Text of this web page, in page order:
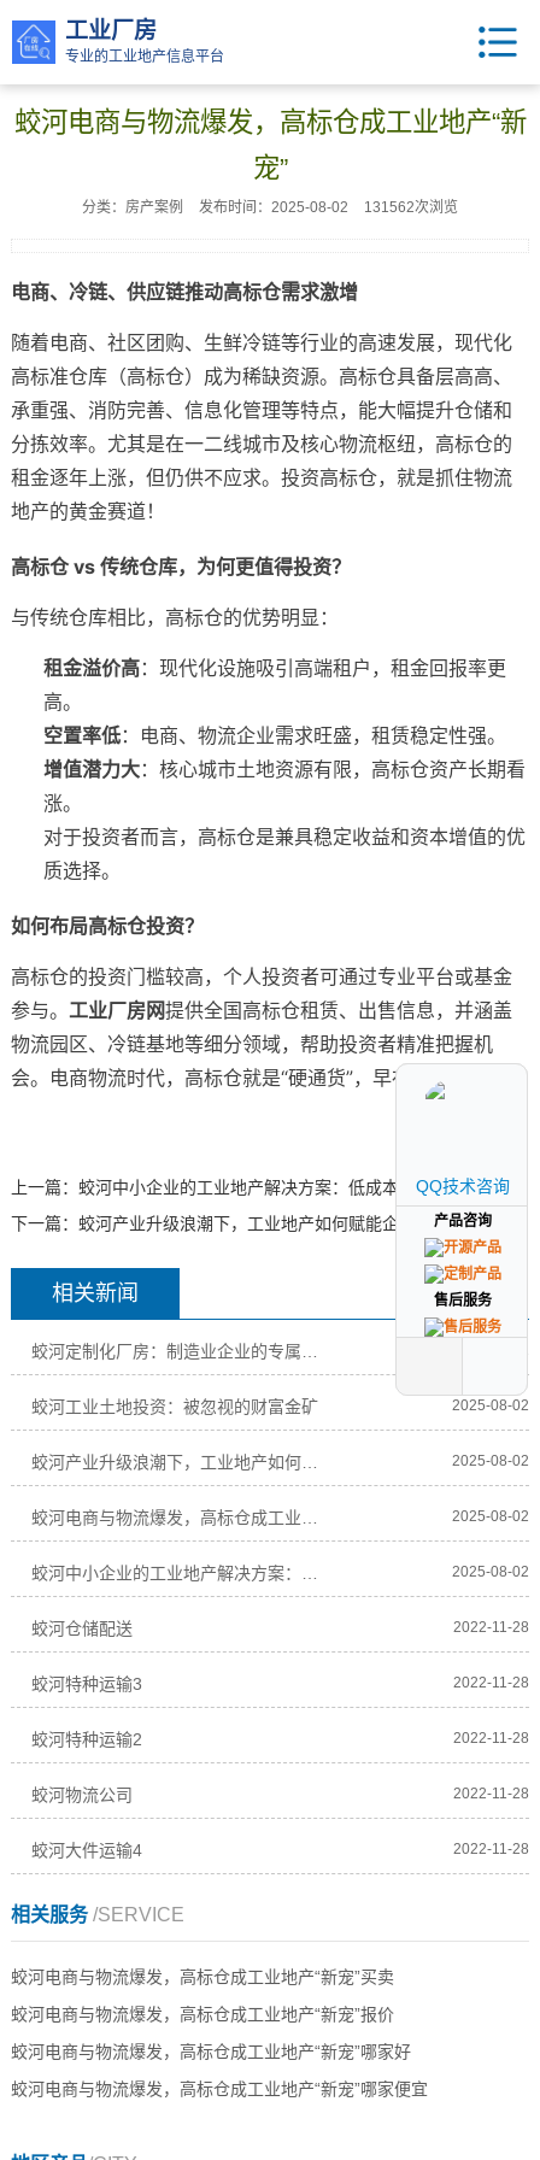
工业厂房
专业的工业地产信息平台
蛟河电商与物流爆发，高标仓成工业地产“新
宠”
分类：房产案例 发布时间：2025-08-02 131562次浏览
电商、冷链、供应链推动高标仓需求激增
随着电商、社区团购、生鲜冷链等行业的高速发展，现代化
高标准仓库（高标仓）成为稀缺资源。高标仓具备层高高、
承重强、消防完善、信息化管理等特点，能大幅提升仓储和
分拣效率。尤其是在一二线城市及核心物流枢纽，高标仓的
租金逐年上涨，但仍供不应求。投资高标仓，就是抓住物流
地产的黄金赛道！
高标仓 vs 传统仓库，为何更值得投资？
与传统仓库相比，高标仓的优势明显：
租金溢价高：现代化设施吸引高端租户，租金回报率更
高。
空置率低：电商、物流企业需求旺盛，租赁稳定性强。
增值潜力大：核心城市土地资源有限，高标仓资产长期看
涨。
对于投资者而言，高标仓是兼具稳定收益和资本增值的优
质选择。
如何布局高标仓投资？
高标仓的投资门槛较高，个人投资者可通过专业平台或基金
参与。 工业厂房网提供全国高标仓租赁、出售信息，并涵盖
物流园区、冷链基地等细分领域，帮助投资者精准把握机
会。电商物流时代，高标仓就是“硬通货”，早布局早受益！
上一篇： 蛟河中小企业的工业地产解决方案：低成本、高效率选址
下一篇： 蛟河产业升级浪潮下，工业地产如何赋能企业高质量发展？
相关新闻
蛟河工业土地投资：被忽视的财富金矿 2025-08-02
蛟河产业升级浪潮下，工业地产如何赋能企业高质 2025-08-02
2025-08-02
2025-08-02
蛟河仓储配送 2022-11-28
蛟河特种运输3 2022-11-28
蛟河特种运输2 2022-11-28
蛟河物流公司 2022-11-28
蛟河大件运输4 2022-11-28
相关服务/SERVICE
蛟河电商与物流爆发，高标仓成工业地产“新宠”买卖
蛟河电商与物流爆发，高标仓成工业地产“新宠”报价
蛟河电商与物流爆发，高标仓成工业地产“新宠”哪家好
蛟河电商与物流爆发，高标仓成工业地产“新宠”哪家便宜
QQ技术咨询
产品咨询
售后服务
QQ技术咨询
产品咨询
售后服务